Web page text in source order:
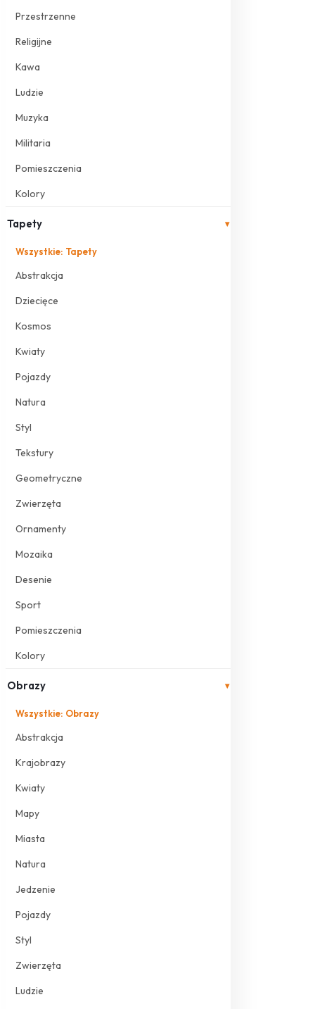
Przestrzenne
Religijne
Kawa
Ludzie
Muzyka
Militaria
Pomieszczenia
Kolory
Tapety ▾
Wszystkie: Tapety
Abstrakcja
Dziecięce
Kosmos
Kwiaty
Pojazdy
Natura
Styl
Tekstury
Geometryczne
Zwierzęta
Ornamenty
Mozaika
Desenie
Sport
Pomieszczenia
Kolory
Obrazy ▾
Wszystkie: Obrazy
Abstrakcja
Krajobrazy
Kwiaty
Mapy
Miasta
Natura
Jedzenie
Pojazdy
Styl
Zwierzęta
Ludzie